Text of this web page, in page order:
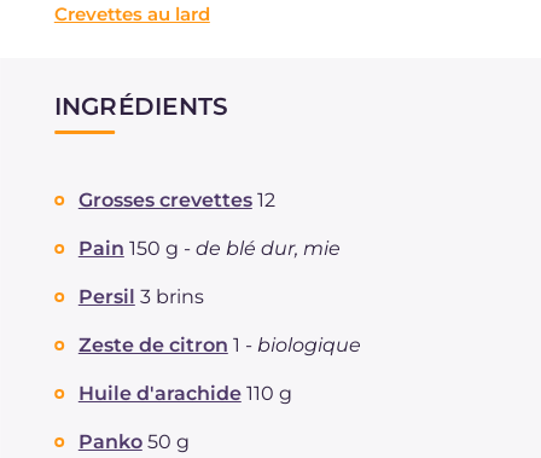
Crevettes au lard
INGRÉDIENTS
Grosses crevettes 12
Pain 150 g - de blé dur, mie
Persil 3 brins
Zeste de citron 1 - biologique
Huile d'arachide 110 g
Panko 50 g